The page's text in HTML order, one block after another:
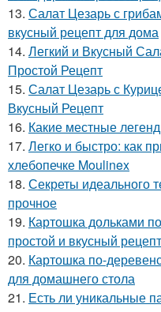
13. Салат Цезарь с
вкусный рецепт для дома
14. Легкий и Вкусный
Простой Рецепт
15. Салат Цезарь с
Вкусный Рецепт
16. Какие местные
17. Легко и быстро: как
хлебопечке Moulinex
18. Секреты идеального
прочное
19. Картошка дольками
простой и вкусный рецепт
20. Картошка по-
для домашнего стола
21. Есть ли уникальные